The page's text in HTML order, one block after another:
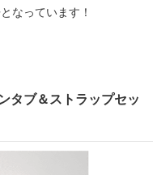
なっています！
タブ＆ストラップセッ